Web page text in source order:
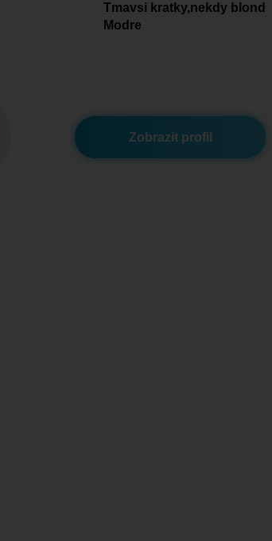
Tmavsi kratky,nekdy blond
Modre
Zobrazit profil